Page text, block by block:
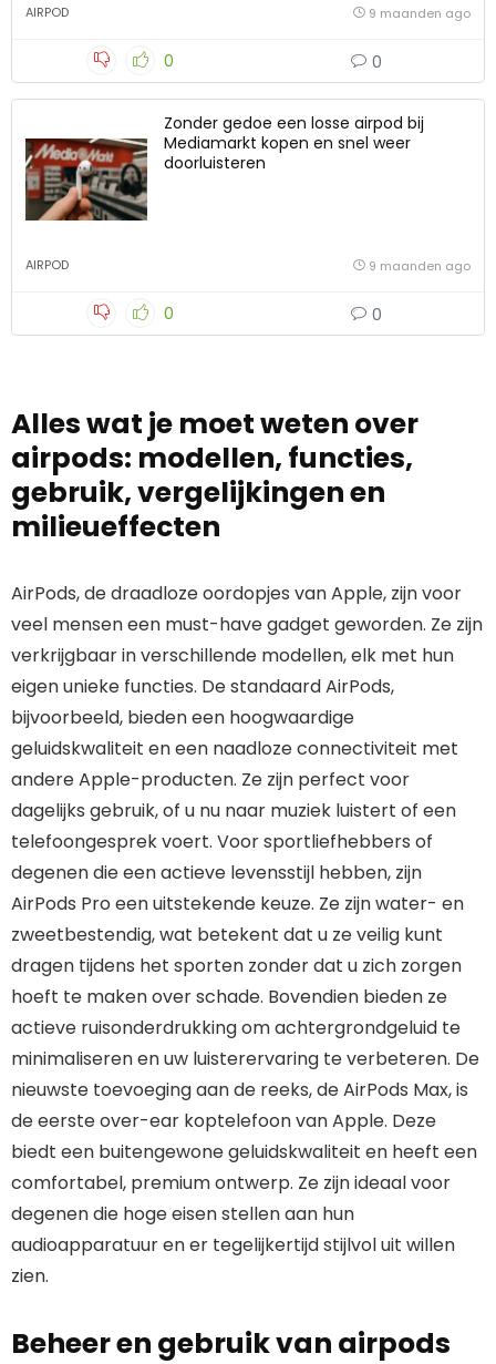
AIRPOD 9 maanden ago
0 0
Zonder gedoe een losse airpod bij
Mediamarkt kopen en snel weer
doorluisteren
AIRPOD 9 maanden ago
0 0
Alles wat je moet weten over
airpods: modellen, functies,
gebruik, vergelijkingen en
milieueffecten
AirPods, de draadloze oordopjes van Apple, zijn voor
veel mensen een must-have gadget geworden. Ze zijn
verkrijgbaar in verschillende modellen, elk met hun
eigen unieke functies. De standaard AirPods,
bijvoorbeeld, bieden een hoogwaardige
geluidskwaliteit en een naadloze connectiviteit met
andere Apple-producten. Ze zijn perfect voor
dagelijks gebruik, of u nu naar muziek luistert of een
telefoongesprek voert. Voor sportliefhebbers of
degenen die een actieve levensstijl hebben, zijn
AirPods Pro een uitstekende keuze. Ze zijn water- en
zweetbestendig, wat betekent dat u ze veilig kunt
dragen tijdens het sporten zonder dat u zich zorgen
hoeft te maken over schade. Bovendien bieden ze
actieve ruisonderdrukking om achtergrondgeluid te
minimaliseren en uw luisterervaring te verbeteren. De
nieuwste toevoeging aan de reeks, de AirPods Max, is
de eerste over-ear koptelefoon van Apple. Deze
biedt een buitengewone geluidskwaliteit en heeft een
comfortabel, premium ontwerp. Ze zijn ideaal voor
degenen die hoge eisen stellen aan hun
audioapparatuur en er tegelijkertijd stijlvol uit willen
zien.
Beheer en gebruik van airpods